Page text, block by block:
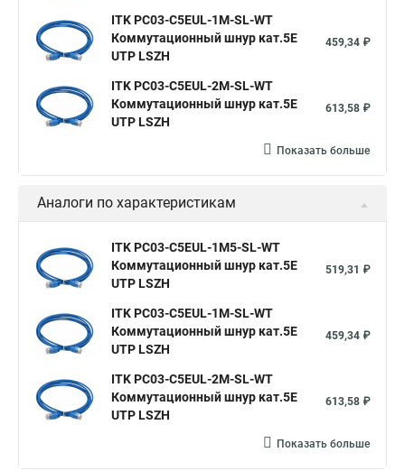
ITK PC03-C5EUL-1M-SL-WT
Коммутационный шнур кат.5E
UTP LSZH
459,34 ₽
ITK PC03-C5EUL-2M-SL-WT
Коммутационный шнур кат.5E
UTP LSZH
613,58 ₽
Показать больше
Аналоги по характеристикам
ITK PC03-C5EUL-1M5-SL-WT
Коммутационный шнур кат.5E
UTP LSZH
519,31 ₽
ITK PC03-C5EUL-1M-SL-WT
Коммутационный шнур кат.5E
UTP LSZH
459,34 ₽
ITK PC03-C5EUL-2M-SL-WT
Коммутационный шнур кат.5E
UTP LSZH
613,58 ₽
Показать больше